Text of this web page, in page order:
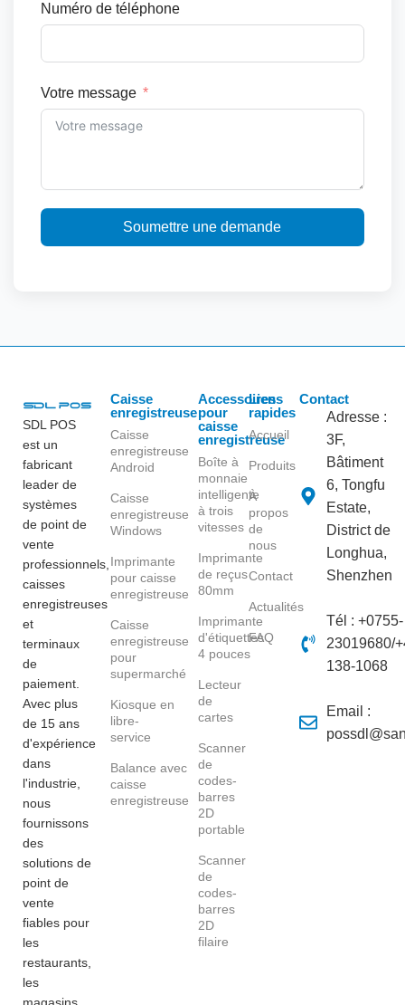
Numéro de téléphone
Votre message
Soumettre une demande
SDL POS
est un
fabricant
leader de
systèmes
de point de
vente
professionnels,
caisses
enregistreuses
et
terminaux
de
paiement.
Avec plus
de 15 ans
d'expérience
dans
l'industrie,
nous
fournissons
des
solutions de
point de
vente
fiables pour
les
restaurants,
les
Caisse
enregistreuse
Caisse
enregistreuse
Android
Caisse
enregistreuse
Windows
Imprimante
pour caisse
enregistreuse
Caisse
enregistreuse
pour
supermarché
Kiosque en
libre-
service
Balance avec
caisse
enregistreuse
Accessoires
pour
caisse
enregistreuse
Boîte à
monnaie
intelligente
à trois
vitesses
Imprimante
de reçus
80mm
Imprimante
d'étiquettes
4 pouces
Lecteur
de
cartes
Scanner
de
codes-
barres
2D
portable
Scanner
de
codes-
barres
2D
filaire
Liens
rapides
Accueil
Produits
À
propos
de
nous
Contact
Actualités
FAQ
Contact
Adresse :
3F,
Bâtiment
6, Tongfu
Estate,
District de
Longhua,
Shenzhen
Tél : +0755-
23019680/
138-1068
Email :